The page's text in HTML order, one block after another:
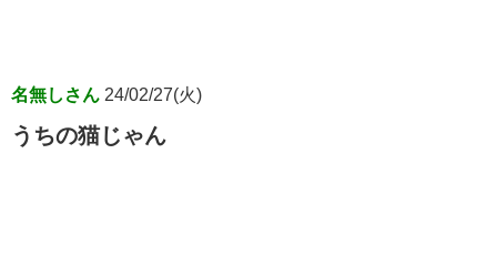
名無しさん 24/02/27(火)
うちの猫じゃん